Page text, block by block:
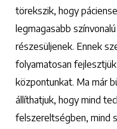
törekszik, hogy
legmagasabb
részesüljenek. Ennek
folyamatosan
központunkat. Ma már
állíthatjuk, hogy mind
felszereltségben, mind